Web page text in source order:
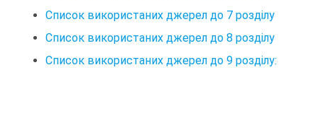
Список використаних джерел до 7 розділу
Список використаних джерел до 8 розділу
Список використаних джерел до 9 розділу: